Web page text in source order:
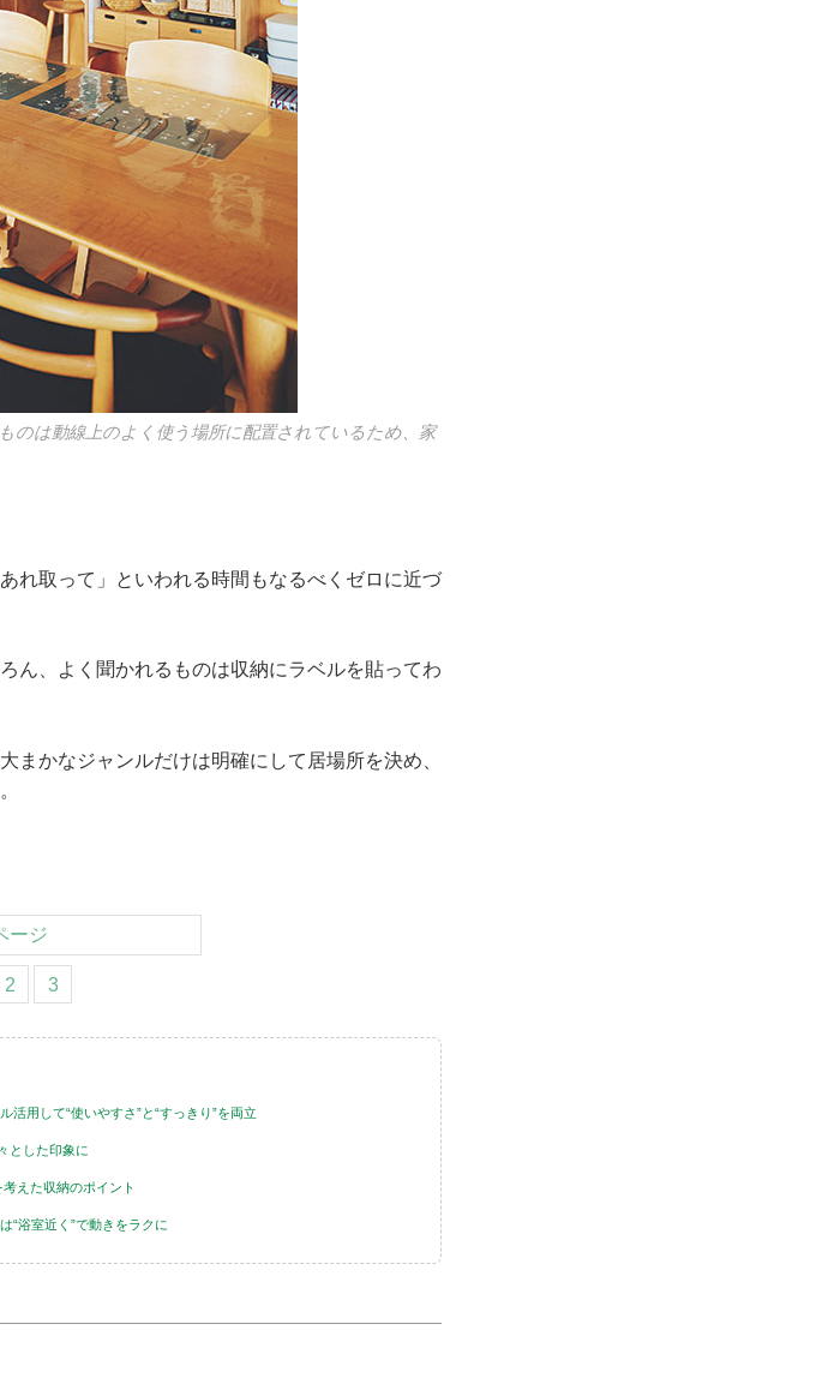
のは動線上のよく使う場所に配置されているため、家
れ取って」といわれる時間もなるべくゼロに近づ
ん、よく聞かれるものは収納にラベルを貼ってわ
まかなジャンルだけは明確にして居場所を決め、
2 3
ージ
用して“使いやすさ”と“すっきり”を両立
とした印象に
えた収納のポイント
“浴室近く”で動きをラクに